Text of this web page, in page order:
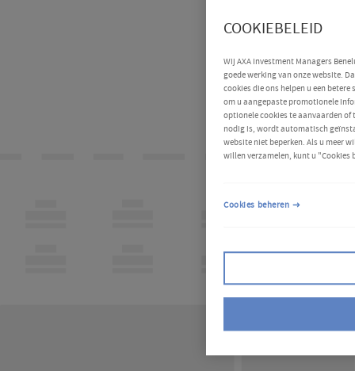
COOKIEBELEID
Wij AXA Investment Managers
goede werking van onze website.
cookies die ons helpen u een
om u aangepaste promotionele
optionele cookies te aanvaarden of
nodig is, wordt automatisch
website niet beperken. Als u meer
willen verzamelen, kunt u "Cookies
Cookies beheren